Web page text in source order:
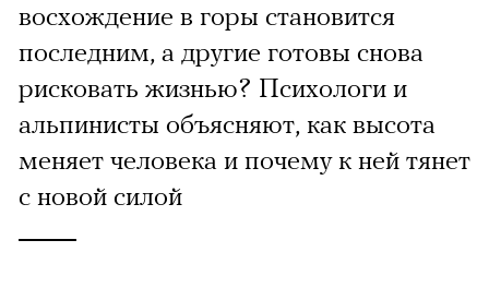
восхождение в горы становится
последним, а другие готовы снова
рисковать жизнью? Психологи и
альпинисты объясняют, как высота
меняет человека и почему к ней тянет
с новой силой